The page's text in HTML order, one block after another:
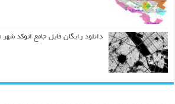
دانلود رایگان فایل جامع اتوکد